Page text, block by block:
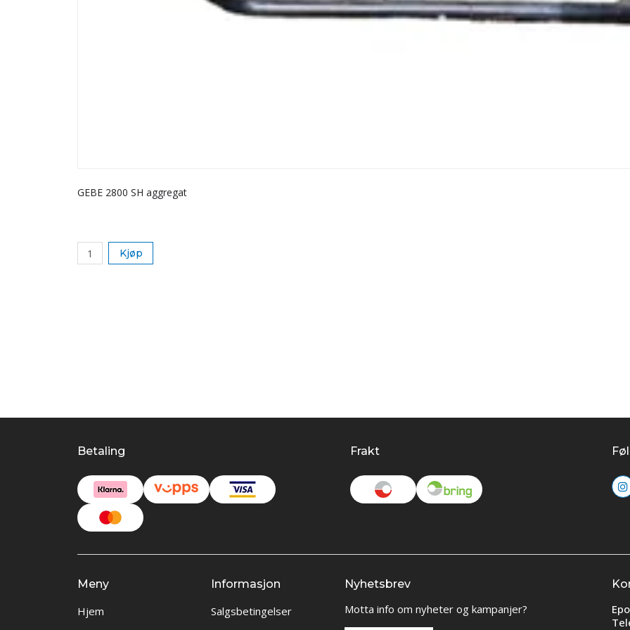
GEBE 2800 SH aggregat
Kjøp
Betaling Frakt
Meny
Hjem
Informasjon
Salgsbetingelser
Nyhetsbrev
Motta info om nyheter og kampanjer?